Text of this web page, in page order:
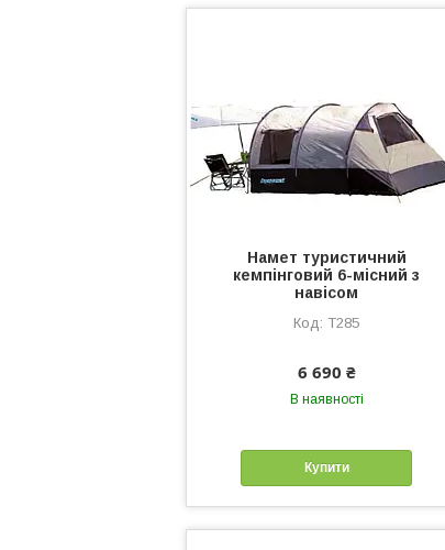
Намет туристичний
кемпінговий 6-місний з
навісом
Т285
6 690 ₴
В наявності
Купити